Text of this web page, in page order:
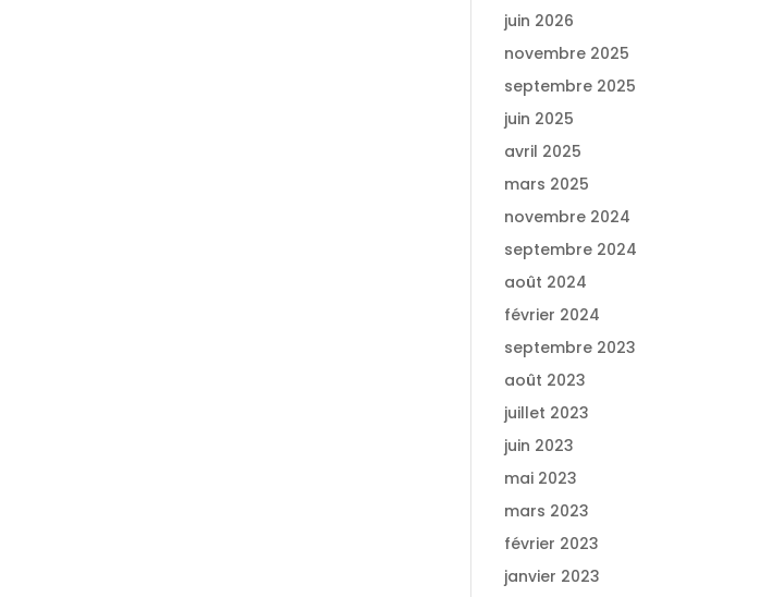
juin 2026
novembre 2025
septembre 2025
juin 2025
avril 2025
mars 2025
novembre 2024
septembre 2024
août 2024
février 2024
septembre 2023
août 2023
juillet 2023
juin 2023
mai 2023
mars 2023
février 2023
janvier 2023